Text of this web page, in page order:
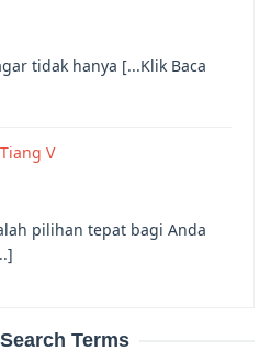
tidak hanya [...Klik Baca
V
pilihan tepat bagi Anda
Terms